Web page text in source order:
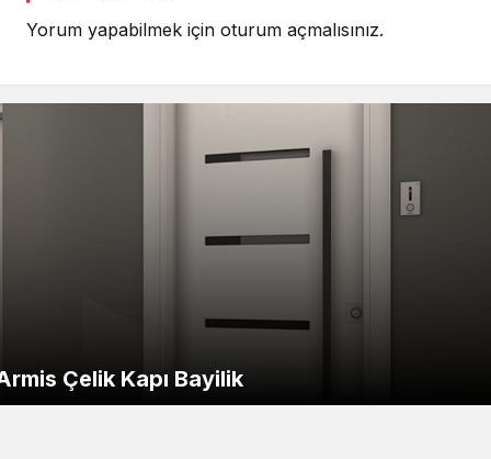
Yorum yapabilmek için oturum açmalısınız.
Çelik Kapı Bayilik